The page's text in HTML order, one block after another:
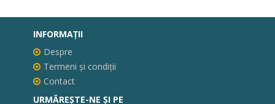
INFORMAŢII
Despre
Termeni și condiții
Contact
URMĂREȘTE-NE ȘI PE